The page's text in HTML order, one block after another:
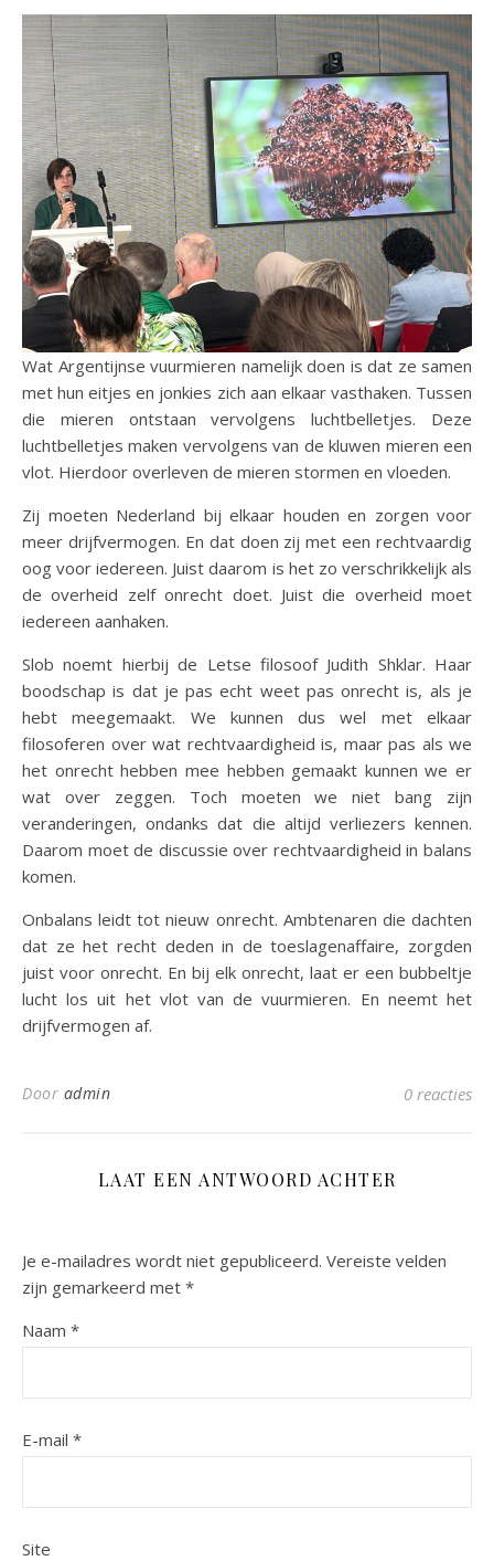
Wat Argentijnse vuurmieren namelijk doen is dat ze samen
met hun eitjes en jonkies zich aan elkaar vasthaken. Tussen
die mieren ontstaan vervolgens luchtbelletjes. Deze
luchtbelletjes maken vervolgens van de kluwen mieren een
vlot. Hierdoor overleven de mieren stormen en vloeden.
Zij moeten Nederland bij elkaar houden en zorgen voor
meer drijfvermogen. En dat doen zij met een rechtvaardig
oog voor iedereen. Juist daarom is het zo verschrikkelijk als
de overheid zelf onrecht doet. Juist die overheid moet
iedereen aanhaken.
Slob noemt hierbij de Letse filosoof Judith Shklar. Haar
boodschap is dat je pas echt weet pas onrecht is, als je
hebt meegemaakt. We kunnen dus wel met elkaar
filosoferen over wat rechtvaardigheid is, maar pas als we
het onrecht hebben mee hebben gemaakt kunnen we er
wat over zeggen. Toch moeten we niet bang zijn
veranderingen, ondanks dat die altijd verliezers kennen.
Daarom moet de discussie over rechtvaardigheid in balans
komen.
Onbalans leidt tot nieuw onrecht. Ambtenaren die dachten
dat ze het recht deden in de toeslagenaffaire, zorgden
juist voor onrecht. En bij elk onrecht, laat er een bubbeltje
lucht los uit het vlot van de vuurmieren. En neemt het
drijfvermogen af.
Door admin 0 reacties
LAAT EEN ANTWOORD ACHTER
Je e-mailadres wordt niet gepubliceerd. Vereiste velden
zijn gemarkeerd met *
Naam *
E-mail *
Site